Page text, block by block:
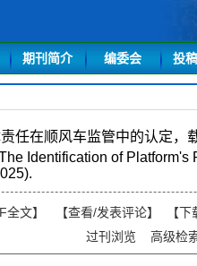
期刊简介 编委会 投
任在顺风车监管中的认定，
Identification of
全文】 【查看/发表评论】 【下
过刊浏览 高级检